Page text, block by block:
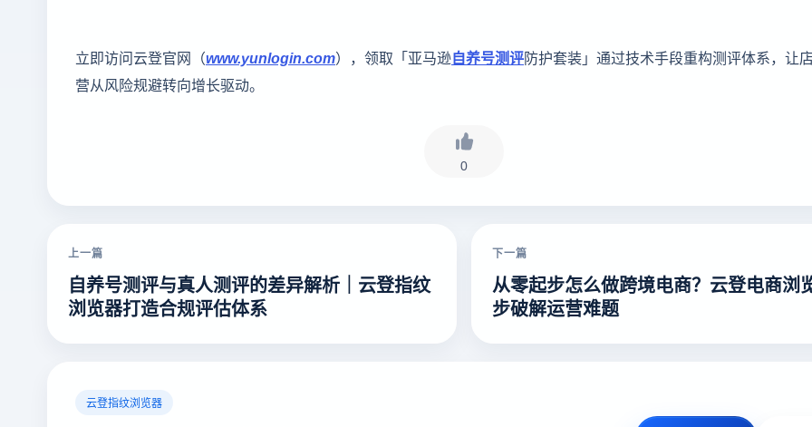
立即访问云登官网（www.yunlogin.com），领取「亚马逊自养号测评防护套装」通过技术手段重构测评体系，让
营从风险规避转向增长驱动。
0
上一篇
自养号测评与真人测评的差异解析｜云登指纹
浏览器打造合规评估体系
下一篇
从零起步怎么做跨境电商？云登电商浏
步破解运营难题
云登指纹浏览器